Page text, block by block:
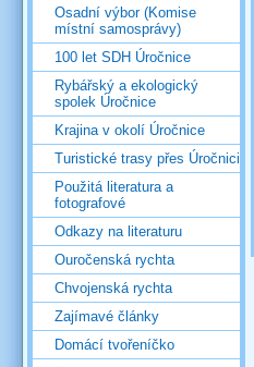
Osadní výbor (Komise
místní samosprávy)
100 let SDH Úročnice
Rybářský a ekologický
spolek Úročnice
Krajina v okolí Úročnice
Turistické trasy přes Úročnici
Použitá literatura a
fotografové
Odkazy na literaturu
Ouročenská rychta
Chvojenská rychta
Zajímavé články
Domácí tvořeníčko